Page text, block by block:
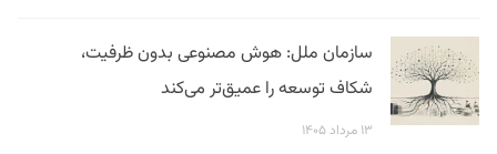
سازمان ملل: هوش مصنوعی بدون ظرفیت،
شکاف توسعه را عمیق‌تر می‌کند
۱۳ مرداد ۱۴۰۵